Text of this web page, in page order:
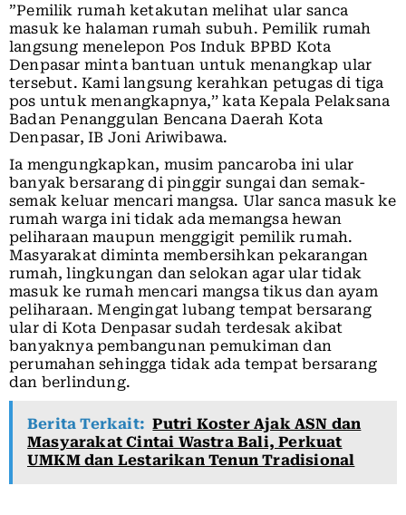
”Pemilik rumah ketakutan melihat ular sanca
masuk ke halaman rumah subuh. Pemilik rumah
langsung menelepon Pos Induk BPBD Kota
Denpasar minta bantuan untuk menangkap ular
tersebut. Kami langsung kerahkan petugas di tiga
pos untuk menangkapnya,’’ kata Kepala Pelaksana
Badan Penanggulan Bencana Daerah Kota
Denpasar, IB Joni Ariwibawa.
Ia mengungkapkan, musim pancaroba ini ular
banyak bersarang di pinggir sungai dan semak-
semak keluar mencari mangsa. Ular sanca masuk ke
rumah warga ini tidak ada memangsa hewan
peliharaan maupun menggigit pemilik rumah.
Masyarakat diminta membersihkan pekarangan
rumah, lingkungan dan selokan agar ular tidak
masuk ke rumah mencari mangsa tikus dan ayam
peliharaan. Mengingat lubang tempat bersarang
ular di Kota Denpasar sudah terdesak akibat
banyaknya pembangunan pemukiman dan
perumahan sehingga tidak ada tempat bersarang
dan berlindung.
Berita Terkait: Putri Koster Ajak ASN dan
Masyarakat Cintai Wastra Bali, Perkuat
UMKM dan Lestarikan Tenun Tradisional